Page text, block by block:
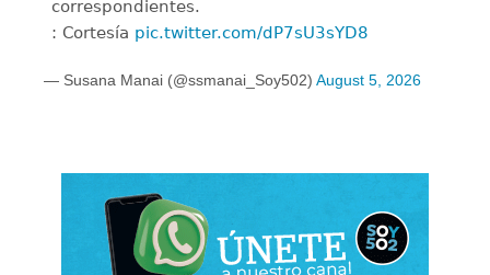
correspondientes.
: Cortesía pic.twitter.com/dP7sU3sYD8
— Susana Manai (@ssmanai_Soy502) August 5, 2026